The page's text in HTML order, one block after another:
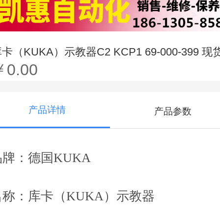
（KUKA）示教器C2 KCP1 69-000-399 现
0.00
产品详情 产品参数
牌：德国KUKA
称：库卡（KUKA）示教器